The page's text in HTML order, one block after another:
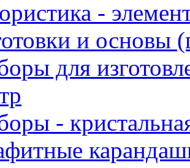
-
и основы
для
-